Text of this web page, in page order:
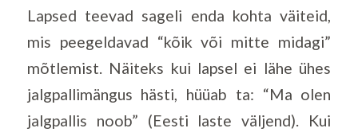
Lapsed teevad sageli enda kohta väiteid,
mis peegeldavad “kõik või mitte midagi”
mõtlemist. Näiteks kui lapsel ei lähe ühes
jalgpallimängus hästi, hüüab ta: “Ma olen
jalgpallis noob” (Eesti laste väljend). Kui